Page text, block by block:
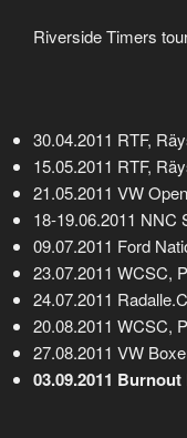
Riverside Timers
30.04.2011 RTF,
15.05.2011 RTF,
21.05.2011 VW
18-19.06.2011 NNC
09.07.2011 Ford
23.07.2011 WCSC,
24.07.2011
20.08.2011 WCSC,
27.08.2011 VW
03.09.2011